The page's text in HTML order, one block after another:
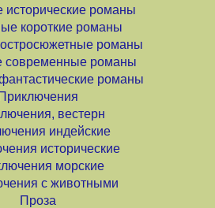
романы
короткие романы
романы
романы
романы
Приключения
вестерн
индейские
исторические
морские
с животными
Проза